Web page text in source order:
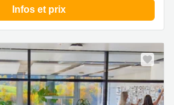
Infos et prix